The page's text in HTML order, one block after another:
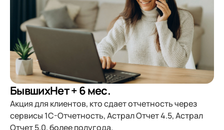
БывшихНет + 6 мес.
Акция для клиентов, кто сдает отчетность через
сервисы 1С-Отчетность, Астрал Отчет 4.5, Астрал
Отчет 5.0. более полугода.